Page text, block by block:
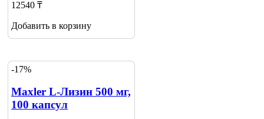
12540 ₸
Добавить в корзину
-17%
Maxler L-Лизин 500 мг,
100 капсул